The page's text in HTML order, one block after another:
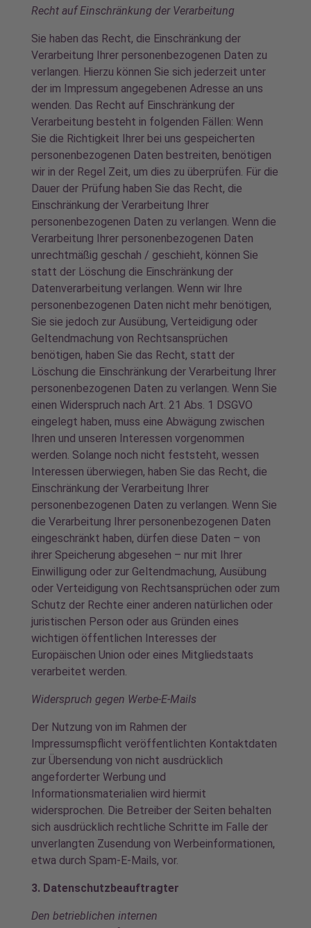
Recht auf Einschränkung der Verarbeitung
Sie haben das Recht, die Einschränkung der
Verarbeitung Ihrer personenbezogenen Daten zu
verlangen. Hierzu können Sie sich jederzeit unter
der im Impressum angegebenen Adresse an uns
wenden. Das Recht auf Einschränkung der
Verarbeitung besteht in folgenden Fällen: Wenn
Sie die Richtigkeit Ihrer bei uns gespeicherten
personenbezogenen Daten bestreiten, benötigen
wir in der Regel Zeit, um dies zu überprüfen. Für die
Dauer der Prüfung haben Sie das Recht, die
Einschränkung der Verarbeitung Ihrer
personenbezogenen Daten zu verlangen. Wenn die
Verarbeitung Ihrer personenbezogenen Daten
unrechtmäßig geschah / geschieht, können Sie
statt der Löschung die Einschränkung der
Datenverarbeitung verlangen. Wenn wir Ihre
personenbezogenen Daten nicht mehr benötigen,
Sie sie jedoch zur Ausübung, Verteidigung oder
Geltendmachung von Rechtsansprüchen
benötigen, haben Sie das Recht, statt der
Löschung die Einschränkung der Verarbeitung Ihrer
personenbezogenen Daten zu verlangen. Wenn Sie
einen Widerspruch nach Art. 21 Abs. 1 DSGVO
eingelegt haben, muss eine Abwägung zwischen
Ihren und unseren Interessen vorgenommen
werden. Solange noch nicht feststeht, wessen
Interessen überwiegen, haben Sie das Recht, die
Einschränkung der Verarbeitung Ihrer
personenbezogenen Daten zu verlangen. Wenn Sie
die Verarbeitung Ihrer personenbezogenen Daten
eingeschränkt haben, dürfen diese Daten – von
ihrer Speicherung abgesehen – nur mit Ihrer
Einwilligung oder zur Geltendmachung, Ausübung
oder Verteidigung von Rechtsansprüchen oder zum
Schutz der Rechte einer anderen natürlichen oder
juristischen Person oder aus Gründen eines
wichtigen öffentlichen Interesses der
Europäischen Union oder eines Mitgliedstaats
verarbeitet werden.
Widerspruch gegen Werbe-E-Mails
Der Nutzung von im Rahmen der
Impressumspflicht veröffentlichten Kontaktdaten
zur Übersendung von nicht ausdrücklich
angeforderter Werbung und
Informationsmaterialien wird hiermit
widersprochen. Die Betreiber der Seiten behalten
sich ausdrücklich rechtliche Schritte im Falle der
unverlangten Zusendung von Werbeinformationen,
etwa durch Spam-E-Mails, vor.
3. Datenschutzbeauftragter
Den betrieblichen internen